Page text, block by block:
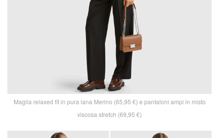
Maglia relaxed fit in pura lana Merino (65,95 €) e pantaloni ampi in misto
viscosa stretch (69,95 €)